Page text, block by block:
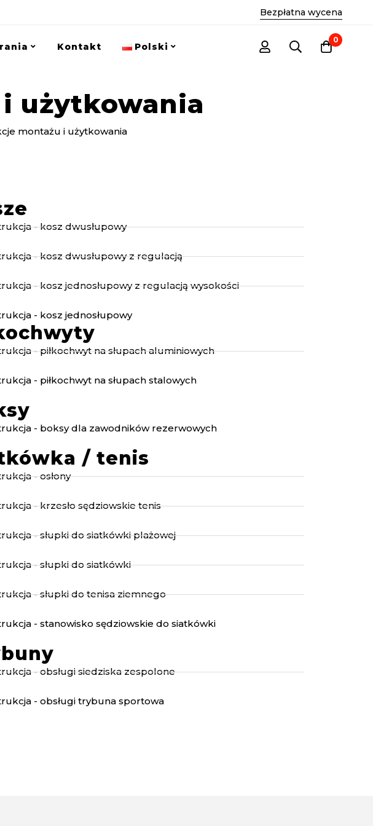
Bezpłatna wycena
Kontakt Polski
0
użytkowania
montażu i użytkowania
- kosz dwusłupowy
- kosz dwusłupowy z regulacją
- kosz jednosłupowy z regulacją wysokości
- kosz jednosłupowy
- piłkochwyt na słupach aluminiowych
- piłkochwyt na słupach stalowych
- boksy dla zawodników rezerwowych
/ tenis
- osłony
- krzesło sędziowskie tenis
- słupki do siatkówki plażowej
- słupki do siatkówki
- słupki do tenisa ziemnego
- stanowisko sędziowskie do siatkówki
- obsługi siedziska zespolone
- obsługi trybuna sportowa